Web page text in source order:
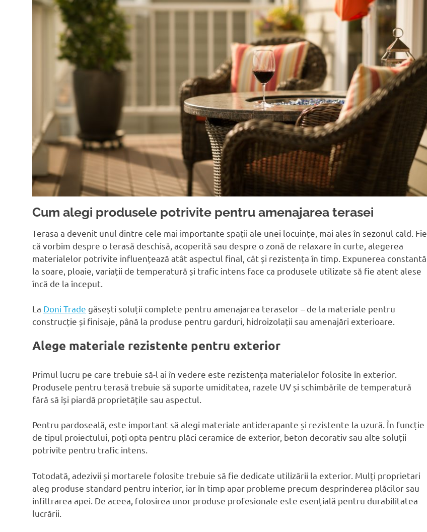
Cum alegi produsele potrivite pentru amenajarea terasei
Terasa a devenit unul dintre cele mai importante spații ale unei locuințe, mai ales în sezonul cald. Fie
că vorbim despre o terasă deschisă, acoperită sau despre o zonă de relaxare în curte, alegerea
materialelor potrivite influențează atât aspectul final, cât și rezistența în timp. Expunerea constantă
la soare, ploaie, variații de temperatură și trafic intens face ca produsele utilizate să fie atent alese
încă de la început.
La Doni Trade găsești soluții complete pentru amenajarea teraselor – de la materiale pentru
construcție și finisaje, până la produse pentru garduri, hidroizolații sau amenajări exterioare.
Alege materiale rezistente pentru exterior
Primul lucru pe care trebuie să-l ai în vedere este rezistența materialelor folosite în exterior.
Produsele pentru terasă trebuie să suporte umiditatea, razele UV și schimbările de temperatură
fără să își piardă proprietățile sau aspectul.
Pentru pardoseală, este important să alegi materiale antiderapante și rezistente la uzură. În funcție
de tipul proiectului, poți opta pentru plăci ceramice de exterior, beton decorativ sau alte soluții
potrivite pentru trafic intens.
Totodată, adezivii și mortarele folosite trebuie să fie dedicate utilizării la exterior. Mulți proprietari
aleg produse standard pentru interior, iar în timp apar probleme precum desprinderea plăcilor sau
infiltrarea apei. De aceea, folosirea unor produse profesionale este esențială pentru durabilitatea
lucrării.